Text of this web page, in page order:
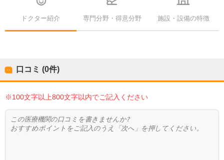
ドクター紹介 専門分野・得意分野 施設・設備の特徴
口コミ (0件)
※100文字以上800文字以内でご記入ください